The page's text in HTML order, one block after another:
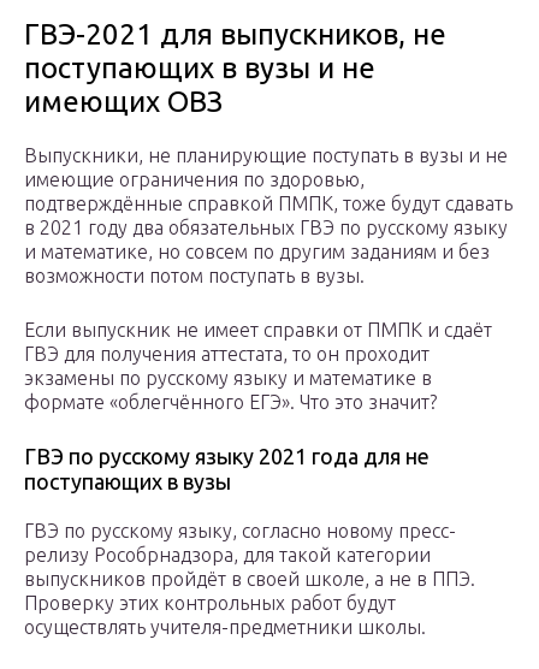
ГВЭ-2021 для выпускников, не
поступающих в вузы и не
имеющих ОВЗ
Выпускники, не планирующие поступать в вузы и не
имеющие ограничения по здоровью,
подтверждённые справкой ПМПК, тоже будут сдавать
в 2021 году два обязательных ГВЭ по русскому языку
и математике, но совсем по другим заданиям и без
возможности потом поступать в вузы.
Если выпускник не имеет справки от ПМПК и сдаёт
ГВЭ для получения аттестата, то он проходит
экзамены по русскому языку и математике в
формате «облегчённого ЕГЭ». Что это значит?
ГВЭ по русскому языку 2021 года для не
поступающих в вузы
ГВЭ по русскому языку, согласно новому пресс-
релизу Рособрнадзора, для такой категории
выпускников пройдёт в своей школе, а не в ППЭ.
Проверку этих контрольных работ будут
осуществлять учителя-предметники школы.